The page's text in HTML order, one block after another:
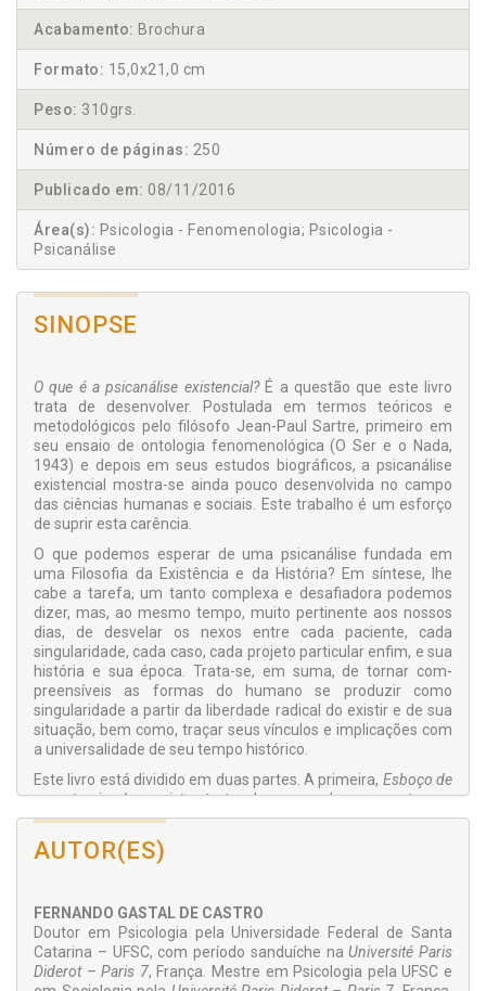
Acabamento: Brochura
Formato: 15,0x21,0 cm
Peso: 310grs.
Número de páginas: 250
Publicado em: 08/11/2016
Área(s): Psicologia - Fenomenologia; Psicologia -
Psicanálise
SINOPSE
O que é a psicanálise existencial? É a questão que este livro
trata de desenvolver. Postulada em termos teóricos e
metodológicos pelo filósofo Jean-Paul Sartre, primeiro em
seu ensaio de ontologia fenomenológica (O Ser e o Nada,
1943) e depois em seus estudos biográficos, a psicanálise
existencial mostra-se ainda pouco desenvolvida no campo
das ciências humanas e sociais. Este trabalho é um esforço
de suprir esta carência.
O que podemos esperar de uma psicanálise fundada em
uma Filoso­fia da Existência e da História? Em síntese, lhe
cabe a tarefa, um tanto complexa e desafiadora podemos
dizer, mas, ao mesmo tem­po, muito pertinente aos nossos
dias, de desvelar os nexos entre cada paciente, cada
singularidade, cada caso, cada projeto particular enfim, e sua
história e sua época. Trata-se, em suma, de tornar com­
preensíveis as formas do humano se produzir como
singularidade a partir da liberdade radical do existir e de sua
situação, bem como, traçar seus vínculos e implicações com
a universalidade de seu tempo histórico.
Este livro está dividido em duas partes. A primeira, Esboço de
uma teoria do projeto, trata de apreender os contornos
teóricos daquilo que se faz a base da psicanálise existencial,
qual seja, a noção de
Clínicos em torno da noção de projeto de ser
específicos como o pânico, a psicose e a ansiedade.
Intentamos, além do mais,desnaturalizarestes problemas,
desbiologizarsuas compreensões, mostrar a raiz
antropológica destes males e, por fim, indicar o que eles nos
AUTOR(ES)
FERNANDO GASTAL DE CASTRO
Doutor em Psicologia pela Universida­de Federal de Santa
Catarina – UFSC, com período sanduíche naUniversité Paris
Diderot – Paris 7, França. Mes­tre em Psicologia pela UFSC e